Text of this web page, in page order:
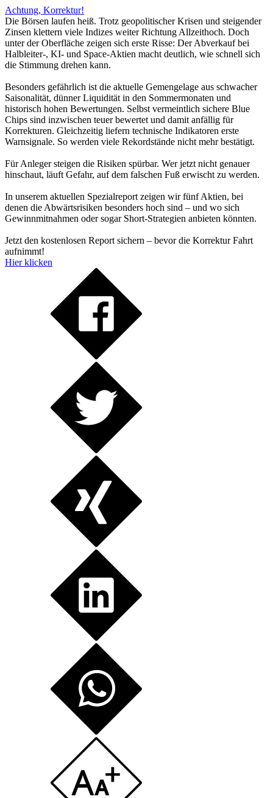
Achtung, Korrektur!
Die Börsen laufen heiß. Trotz geopolitischer Krisen und steigender
Zinsen klettern viele Indizes weiter Richtung Allzeithoch. Doch
unter der Oberfläche zeigen sich erste Risse: Der Abverkauf bei
Halbleiter-, KI- und Space-Aktien macht deutlich, wie schnell sich
die Stimmung drehen kann.
Besonders gefährlich ist die aktuelle Gemengelage aus schwacher
Saisonalität, dünner Liquidität in den Sommermonaten und
historisch hohen Bewertungen. Selbst vermeintlich sichere Blue
Chips sind inzwischen teuer bewertet und damit anfällig für
Korrekturen. Gleichzeitig liefern technische Indikatoren erste
Warnsignale. So werden viele Rekordstände nicht mehr bestätigt.
Für Anleger steigen die Risiken spürbar. Wer jetzt nicht genauer
hinschaut, läuft Gefahr, auf dem falschen Fuß erwischt zu werden.
In unserem aktuellen Spezialreport zeigen wir fünf Aktien, bei
denen die Abwärtsrisiken besonders hoch sind – und wo sich
Gewinnmitnahmen oder sogar Short-Strategien anbieten könnten.
Jetzt den kostenlosen Report sichern – bevor die Korrektur Fahrt
aufnimmt!
Hier klicken